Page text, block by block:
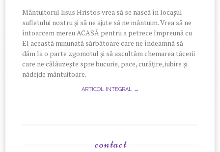
Mântuitorul Iisus Hristos vrea să se nască în locașul
sufletului nostru şi să ne ajute să ne mântuim. Vrea să ne
întoarcem mereu ACASĂ pentru a petrece împreună cu
El această minunată sărbătoare care ne îndeamnă să
dăm la o parte zgomotul și să ascultăm chemarea tăcerii
care ne călăuzește spre bucurie, pace, curățire, iubire și
nădejde mântuitoare.
ARTICOL INTEGRAL →
contact